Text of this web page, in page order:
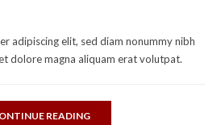
adipiscing elit, sed diam nonummy nibh
dolore magna aliquam erat volutpat.
READING